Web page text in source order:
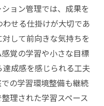
ョン管理では、成果を
せる仕掛けが大切であ
して前向きな気持ちを
覚の学習や小さな目標
成感を感じられる工夫
の学習環境整備も継続
理された学習スペース